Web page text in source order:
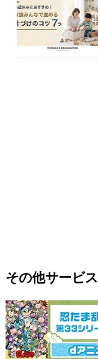
その他サービス